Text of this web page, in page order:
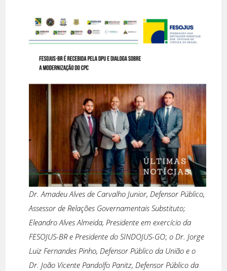
Dr. Amadeu Alves de Carvalho Junior, Defensor Público,
Assessor de Relações Governamentais Substituto;
Eleandro Alves Almeida, Presidente em exercício da
FESOJUS-BR e Presidente do SINDOJUS-GO; o Dr. Jorge
Luiz Fernandes Pinho, Defensor Público da União e o
Dr. João Vicente Pandolfo Panitz, Defensor Público da